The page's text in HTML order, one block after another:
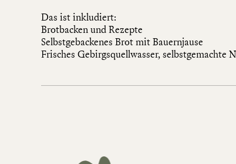
Das ist inkludiert:
Brotbacken und Rezepte
Selbstgebackenes Brot mit Bauernjause
Frisches Gebirgsquellwasser, selbstgemachte